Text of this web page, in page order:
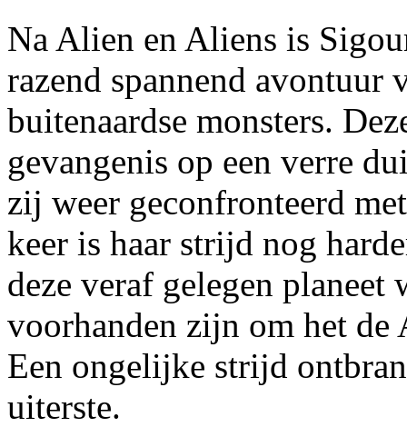
Na Alien en Aliens is
razend spannend avontuur
buitenaardse monsters.
gevangenis op een verre
zij weer geconfronteerd
keer is haar strijd nog
deze veraf gelegen
voorhanden zijn om het
Een ongelijke strijd
uiterste.